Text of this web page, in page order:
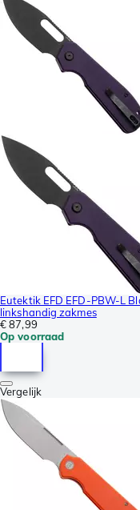
Eutektik EFD EFD-PBW-L
linkshandig zakmes
€ 87,99
Op voorraad
Vergelijk